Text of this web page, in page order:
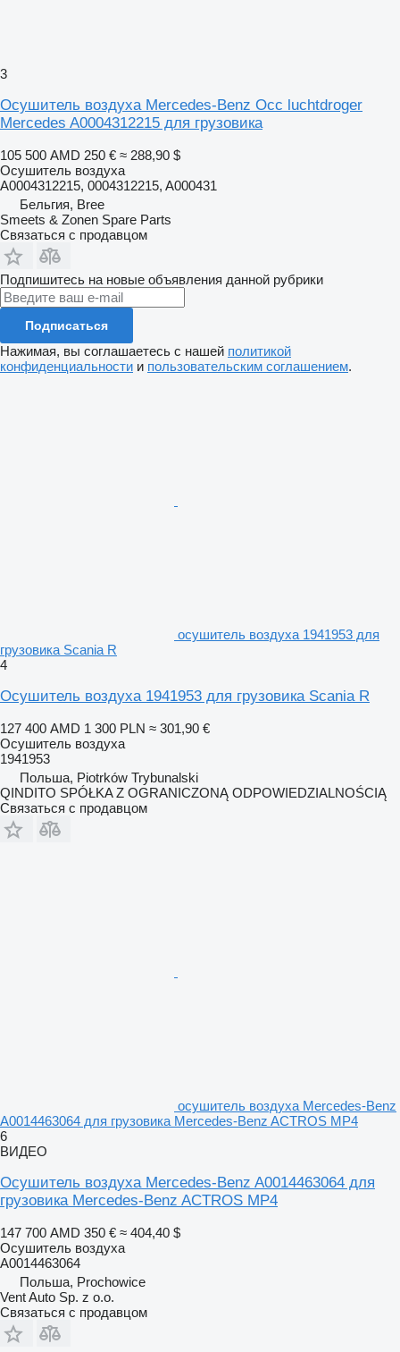
3
Осушитель воздуха Mercedes-Benz Occ luchtdroger
Mercedes A0004312215 для грузовика
105 500 AMD 250 € ≈ 288,90 $
Осушитель воздуха
A0004312215, 0004312215, A000431
Бельгия, Bree
Smeets & Zonen Spare Parts
Связаться с продавцом
Подпишитесь на новые объявления данной рубрики
Подписаться
Нажимая, вы соглашаетесь с нашей политикой
конфиденциальности и пользовательским соглашением.
осушитель воздуха 1941953 для
грузовика Scania R
4
Осушитель воздуха 1941953 для грузовика Scania R
127 400 AMD 1 300 PLN ≈ 301,90 €
Осушитель воздуха
1941953
Польша, Piotrków Trybunalski
QINDITO SPÓŁKA Z OGRANICZONĄ ODPOWIEDZIALNOŚCIĄ
Связаться с продавцом
осушитель воздуха Mercedes-Benz
A0014463064 для грузовика Mercedes-Benz ACTROS MP4
6
ВИДЕО
Осушитель воздуха Mercedes-Benz A0014463064 для
грузовика Mercedes-Benz ACTROS MP4
147 700 AMD 350 € ≈ 404,40 $
Осушитель воздуха
A0014463064
Польша, Prochowice
Vent Auto Sp. z o.o.
Связаться с продавцом